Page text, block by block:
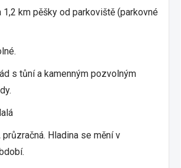
1,2 km pěšky od parkoviště (parkovné
s tůní a kamenným pozvolným
průzračná. Hladina se mění v